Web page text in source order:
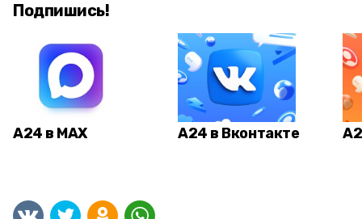
Подпишись!
А24 в MAX А24 в Вконтакте